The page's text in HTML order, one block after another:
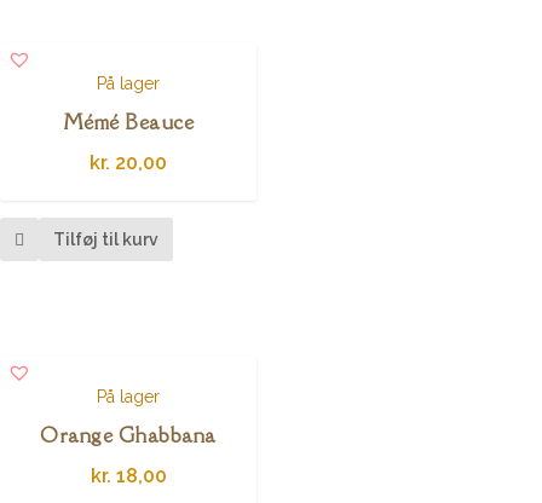
På lager
Mémé Beauce
kr. 20,00
Tilføj til kurv
På lager
Orange Ghabbana
kr. 18,00